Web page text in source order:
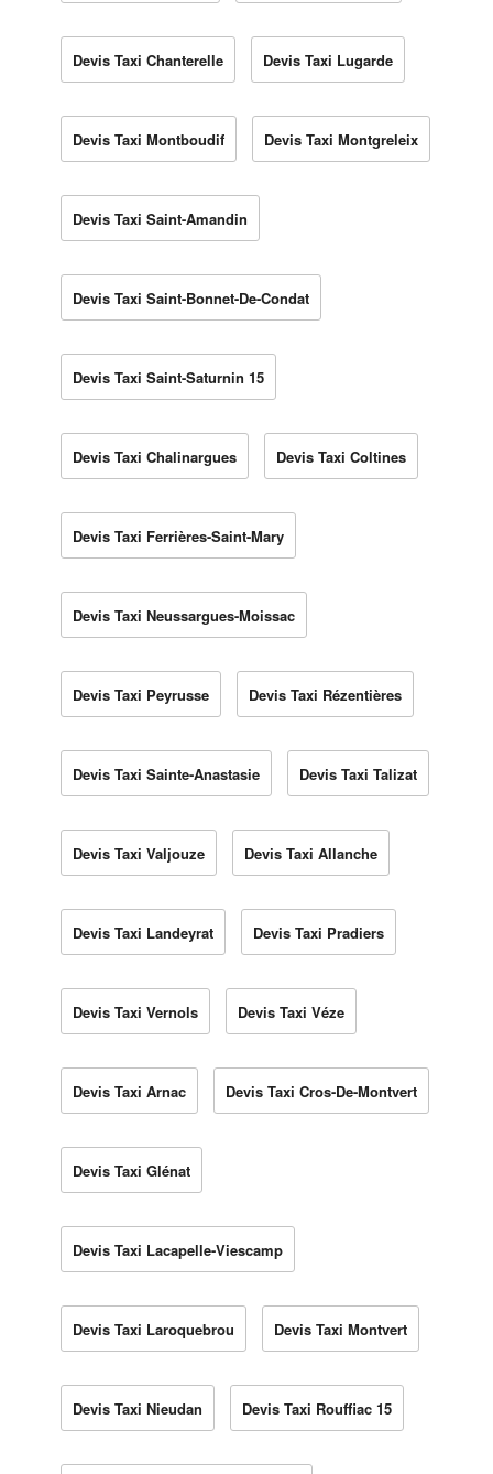
Devis Taxi Chanterelle Devis Taxi Lugarde
Devis Taxi Montboudif Devis Taxi Montgreleix
Devis Taxi Saint-Amandin
Devis Taxi Saint-Bonnet-De-Condat
Devis Taxi Saint-Saturnin 15
Devis Taxi Chalinargues Devis Taxi Coltines
Devis Taxi Ferrières-Saint-Mary
Devis Taxi Neussargues-Moissac
Devis Taxi Peyrusse Devis Taxi Rézentières
Devis Taxi Sainte-Anastasie Devis Taxi Talizat
Devis Taxi Valjouze Devis Taxi Allanche
Devis Taxi Landeyrat Devis Taxi Pradiers
Devis Taxi Vernols Devis Taxi Véze
Devis Taxi Arnac Devis Taxi Cros-De-Montvert
Devis Taxi Glénat
Devis Taxi Lacapelle-Viescamp
Devis Taxi Laroquebrou Devis Taxi Montvert
Devis Taxi Nieudan Devis Taxi Rouffiac 15